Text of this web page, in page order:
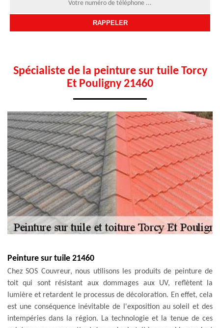
Spécialiste de la peinture sur tuile Torcy
Et Pouligny 21460
Peinture sur tuile 21460
Chez SOS Couvreur, nous utilisons les produits de peinture de
toit qui sont résistant aux dommages aux UV, reflètent la
lumière et retardent le processus de décoloration. En effet, cela
est une conséquence inévitable de l'exposition au soleil et des
intempéries dans la région. La technologie et la tenue de ces